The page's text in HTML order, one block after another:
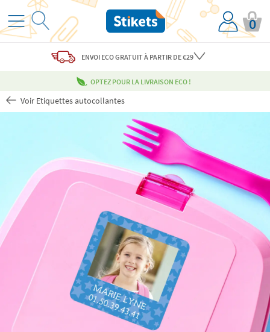
0
ENVOI ECOGRATUITÀ PARTIR DE €29
OPTEZ POUR LA LIVRAISON ECO !
Voir Etiquettes autocollantes